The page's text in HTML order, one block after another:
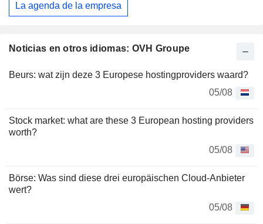
Noticias en otros idiomas: OVH Groupe
Beurs: wat zijn deze 3 Europese hostingproviders waard?
05/08
Stock market: what are these 3 European hosting providers
worth?
05/08
Börse: Was sind diese drei europäischen Cloud-Anbieter
wert?
05/08
La agenda de la empresa